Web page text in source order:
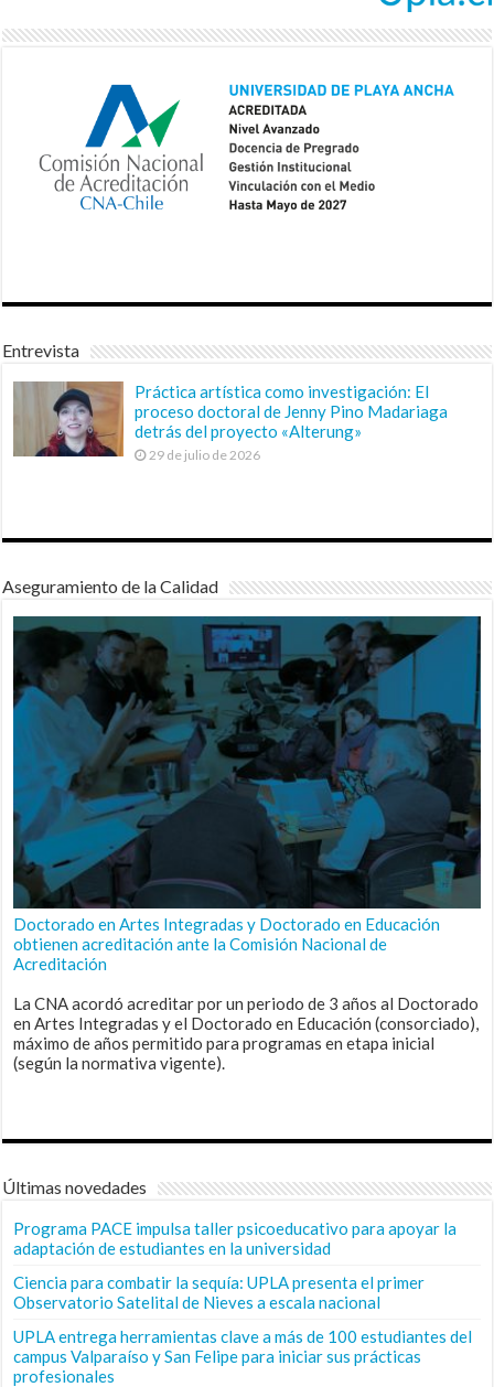
Entrevista
Práctica artística como investigación: El
proceso doctoral de Jenny Pino Madariaga
detrás del proyecto «Alterung»
29 de julio de 2026
Aseguramiento de la Calidad
Doctorado en Artes Integradas y Doctorado en Educación
obtienen acreditación ante la Comisión Nacional de
Acreditación
La CNA acordó acreditar por un periodo de 3 años al Doctorado
en Artes Integradas y el Doctorado en Educación (consorciado),
máximo de años permitido para programas en etapa inicial
(según la normativa vigente).
Últimas novedades
Programa PACE impulsa taller psicoeducativo para apoyar la
adaptación de estudiantes en la universidad
Ciencia para combatir la sequía: UPLA presenta el primer
Observatorio Satelital de Nieves a escala nacional
UPLA entrega herramientas clave a más de 100 estudiantes del
campus Valparaíso y San Felipe para iniciar sus prácticas
profesionales